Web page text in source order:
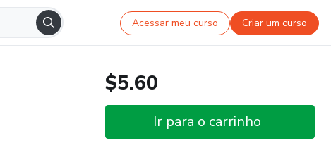
Acessar meu curso Criar um curso
$5.60
Ir para o carrinho